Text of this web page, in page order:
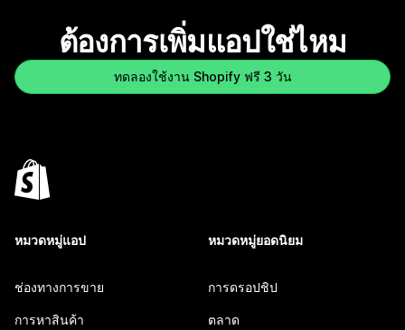
ต้องการเพิ่มแอปใช่ไหม
ทดลองใช้งาน Shopify ฟรี 3 วัน
หมวดหมู่แอป
ช่องทางการขาย
การหาสินค้า
หมวดหมู่ยอดนิยม
การดรอปชิป
ตลาด